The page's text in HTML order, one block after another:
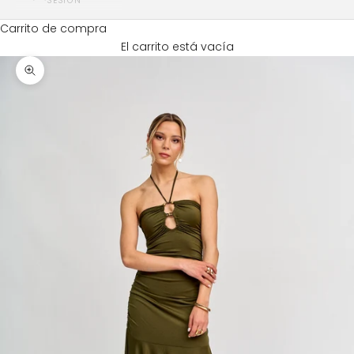
Carrito de compra
El carrito está vacía
Zoom